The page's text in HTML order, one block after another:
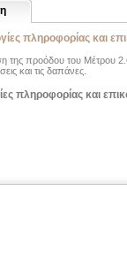
πληροφορίας και
της προόδου του Μέτρου
και τις δαπάνες.
πληροφορίας και